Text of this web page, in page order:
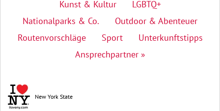
Kunst & Kultur
LGBTQ+
Nationalparks & Co.
Outdoor & Abenteuer
Routenvorschläge
Sport
Unterkunftstipps
Ansprechpartner »
New York State